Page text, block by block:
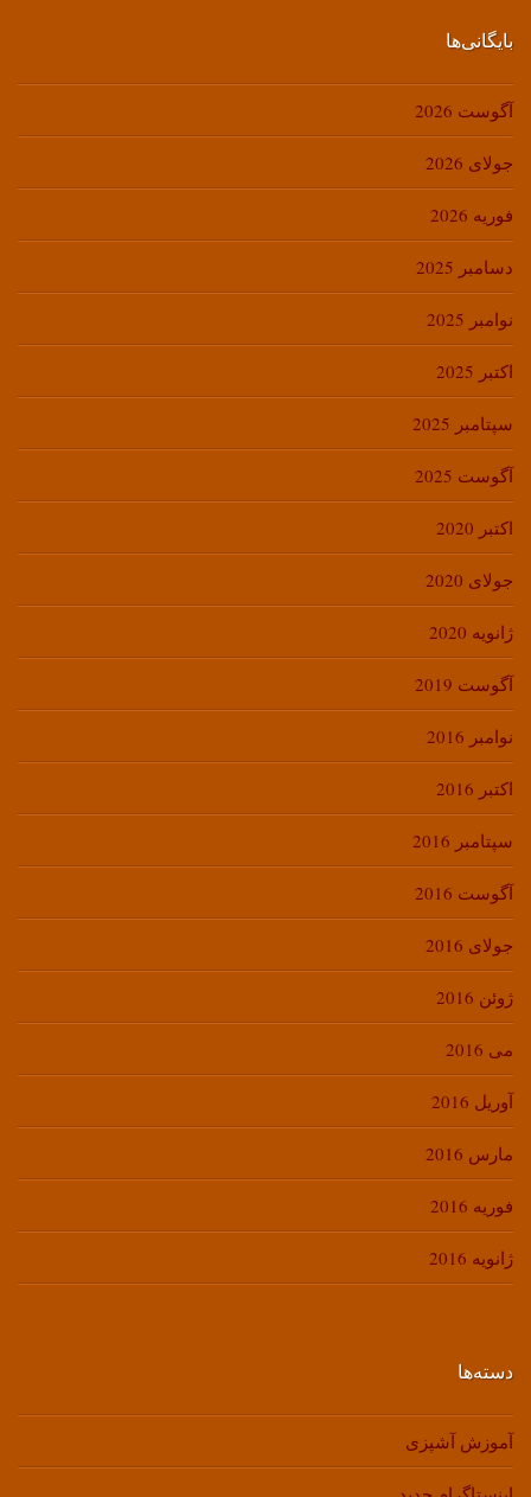
بایگانی‌ها
آگوست 2026
جولای 2026
فوریه 2026
دسامبر 2025
نوامبر 2025
اکتبر 2025
سپتامبر 2025
آگوست 2025
اکتبر 2020
جولای 2020
ژانویه 2020
آگوست 2019
نوامبر 2016
اکتبر 2016
سپتامبر 2016
آگوست 2016
جولای 2016
ژوئن 2016
می 2016
آوریل 2016
مارس 2016
فوریه 2016
ژانویه 2016
دسته‌ها
آموزش آشپزی